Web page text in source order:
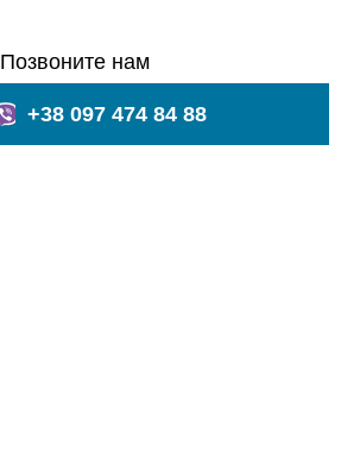
Позвоните нам
+38 097 474 84 88